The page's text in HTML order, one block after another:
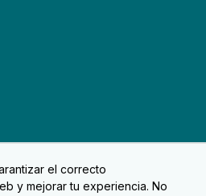
el correcto
y mejorar tu experiencia. No